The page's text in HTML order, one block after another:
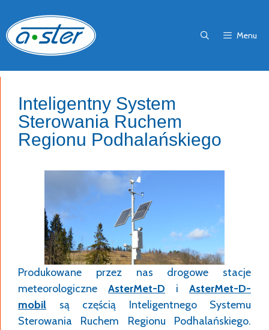
do
treści
Menu
Inteligentny System
Sterowania Ruchem
Regionu Podhalańskiego
Produkowane przez nas drogowe stacje
meteorologiczne AsterMet-D i AsterMet-D-
mobil są częścią Inteligentnego Systemu
Sterowania Ruchem Regionu Podhalańskiego.